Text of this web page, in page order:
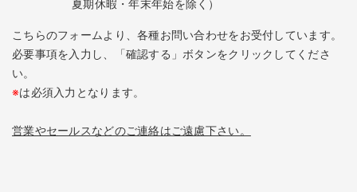
夏期休暇・年末年始を除く）
こちらのフォームより、各種お問い合わせをお受付しています。
必要事項を入力し、「確認する」ボタンをクリックしてくださ
い。
※は必須入力となります。
営業やセールスなどのご連絡はご遠慮下さい。